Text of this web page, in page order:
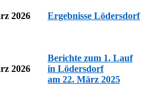
2026 Ergebnisse Lödersdorf
2026
Berichte zum 1. Lauf
in Lödersdorf
am 22. März 2025